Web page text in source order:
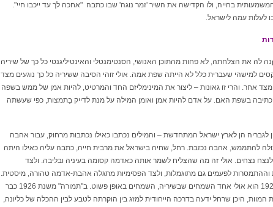
בחייה, ולו הקדישה את השיר 'זמר נוגה' שבו כתבה "אחכה לך עד ייכבו חיי".
לעלות עמה לישראל.
לה את הצלחתה, לא פחות מהתוכן האנושי, הסנטימנטלי והאינטיליגנטי כל כך של שיריה
למישהי שעברית כלל לא הייתה שפת אמה. אולי זוהי הסיבה ששיריה כל כך נוגעים מצד
אחר. והרי זו גאונות – ליצור את המינימליזם החד והמרטיט, להיות אמן של ממש בשפה
בשפת האם. על אדם להיות אמן ואומן המילה על מנת לדייק בַתמצות, כפי שעשתה
לגבריה הן לארץ ישראל המתחדשת – והמילים נכתבו כאילו נכתבות מרחוק, עבור אהבה
להתממש, אהבה נכזבת. רחל, שחיה בישראל את מרבית חייה, כתבה עליה כאילו היתה
נצחים. אולי זה מה שהצליח לשמר אותה כאדמה קסומה בעיניה ובליבה. ולצד
וההתמסרות לפעמים גם מתוגמלות, ולצד הפסימיות מתגלה אהבת-אדמה טהורה, מיסטית.
' משנת 1924 הוא אולי אחד השמחים שבשיריה, השמחים באופן פשוט. ב"תמורה" משנת 1926 כבר
היכן שרחל ידעה בדרכה הייחודית למזג בין הוקרתה לטבע לבין ההכלה של כליונה,